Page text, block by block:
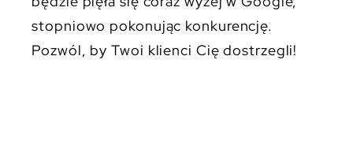
stopniowo pokonując konkurencję.
Pozwól, by Twoi klienci Cię dostrzegli!